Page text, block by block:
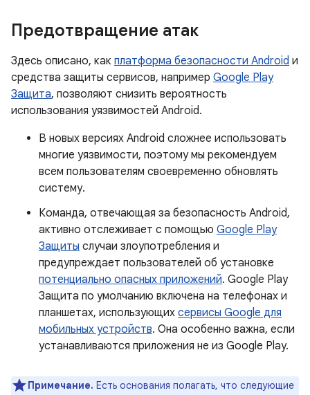
Предотвращение атак
Здесь описано, как платформа безопасности Android и
средства защиты сервисов, например Google Play
Защита, позволяют снизить вероятность
использования уязвимостей Android.
В новых версиях Android сложнее использовать
многие уязвимости, поэтому мы рекомендуем
всем пользователям своевременно обновлять
систему.
Команда, отвечающая за безопасность Android,
активно отслеживает с помощью Google Play
Защиты случаи злоупотребления и
предупреждает пользователей об установке
потенциально опасных приложений. Google Play
Защита по умолчанию включена на телефонах и
планшетах, использующих сервисы Google для
мобильных устройств. Она особенно важна, если
устанавливаются приложения не из Google Play.
Примечание. Есть основания полагать, что следующие